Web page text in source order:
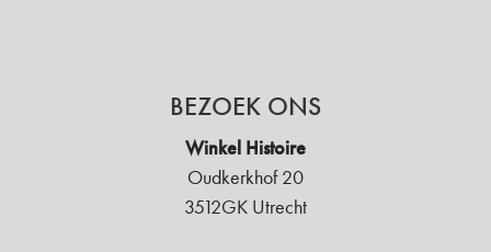
BEZOEK ONS
Winkel Histoire
Oudkerkhof 20
3512GK Utrecht